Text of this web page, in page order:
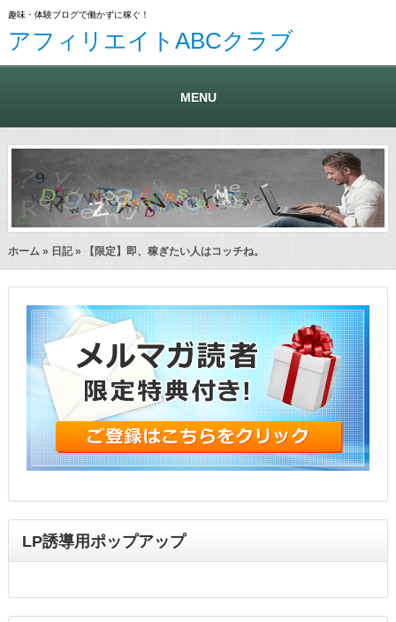
趣味・体験ブログで働かずに稼ぐ！
アフィリエイトABCクラブ
MENU
ホーム » 日記» 【限定】即、稼ぎたい人はコッチね。
LP誘導用ポップアップ